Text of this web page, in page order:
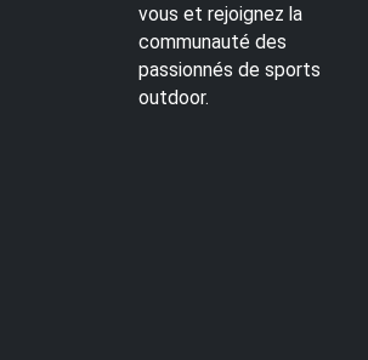
vous et rejoignez la
communauté des
passionnés de sports
outdoor.